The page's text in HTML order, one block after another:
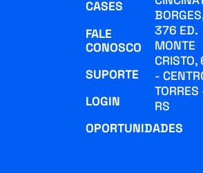
CASES
FALE
CONOSCO
SUPORTE
LOGIN
OPORTUNIDADES
376 ED.
MONTE
-
TORRES
RS